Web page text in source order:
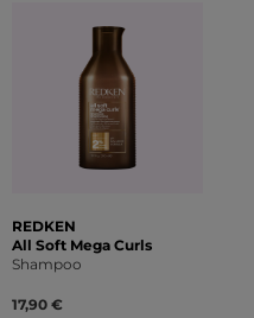
REDKEN
All Soft Mega Curls
Shampoo
17,90 €